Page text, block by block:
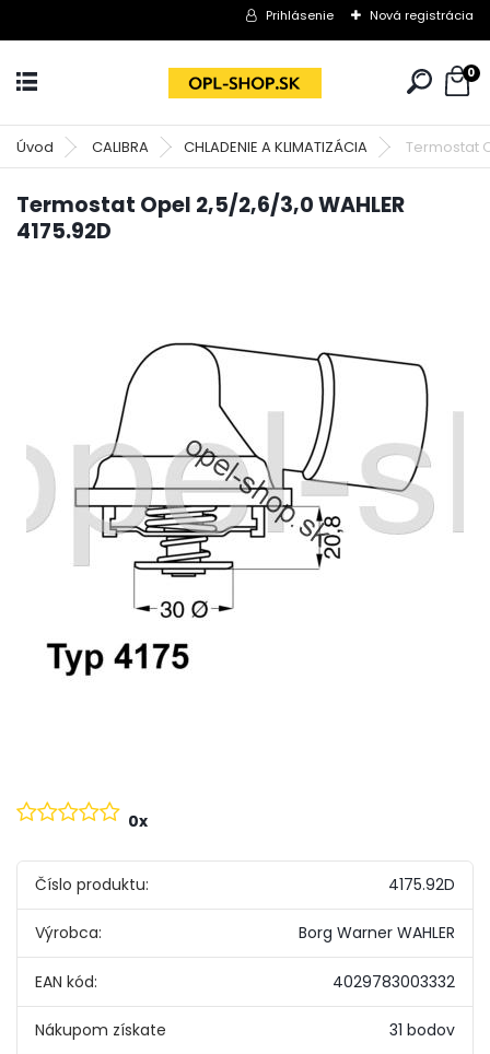
Prihlásenie Nová registrácia
0
Úvod CALIBRA CHLADENIE A KLIMATIZÁCIA Termostat
Termostat Opel 2,5/2,6/3,0 WAHLER
4175.92D
0x
Číslo produktu: 4175.92D
Výrobca: Borg Warner WAHLER
EAN kód: 4029783003332
Nákupom získate 31 bodov